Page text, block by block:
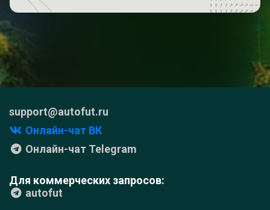
support@autofut.ru
Онлайн-чат ВК
Онлайн-чат Telegram
Для коммерческих запросов:
autofut